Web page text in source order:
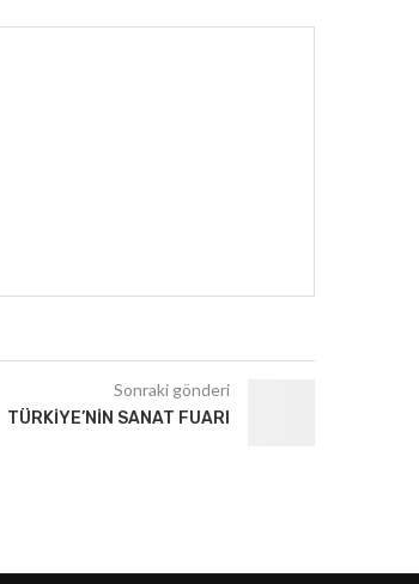
Sonraki gönderi
TÜRKIYE’NIN SANAT FUARI